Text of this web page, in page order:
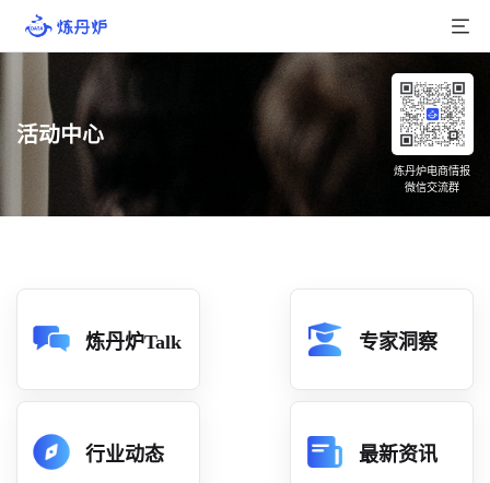
产品介绍
品牌数据
店铺数据
分析
活动中心
炼丹炉电商情报
微信交流群
炼丹炉Talk 专家洞察
行业动态 最新资讯